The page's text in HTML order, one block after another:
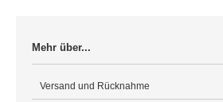
Mehr über...
Versand und Rücknahme